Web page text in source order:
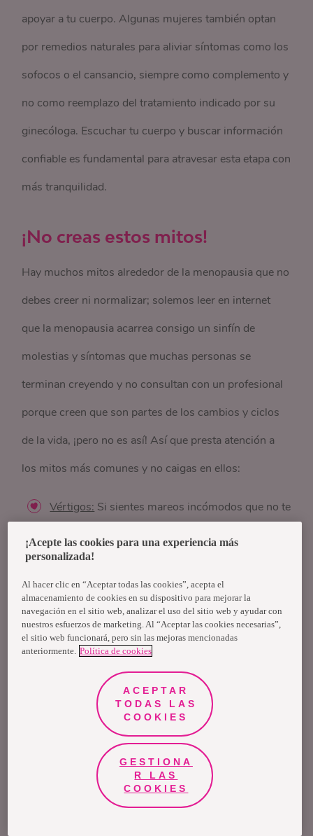
apoyar a tu cuerpo. Algunas mujeres también optan
por remedios naturales para aliviar síntomas como los
sofocos o el cansancio, siempre como complemento y
no como reemplazo del tratamiento indicado por su
ginecóloga. Escuchar tu cuerpo y buscar información
confiable es fundamental para atravesar esta etapa con
más tranquilidad.
¡No creas estos mitos!
Hay muchos mitos alrededor de la menopausia que no
debes creer ni normalizar; solemos leer en internet
que la menopausia acarrea consigo un sinfín de
molestias y síntomas que muchas personas se
terminan creyendo y no consultan con un profesional
porque creen que son partes de los cambios y ciclos
de la vida, ¡pero no es así! Así que presta atención a
los mitos más comunes y no caigas en ellos:
Vértigos:Si sientes mareos incómodos que no te
permiten un desarrollo natural de tu día a día, no
hacen parte de la menopausia y se puede tratar
de algo más, ¡préstales atención!
Pérdida de la memoria:Sin duda uno de los más
comunes y normalizados, pero para nada tiene
que ver con esta nueva etapa; más bien presta
atención a otras causas vasculares o de
enfermedades neurodegenerativas.
Trastornos del sueño:Si bien algunas
alteraciones en los ciclos del sueño se pueden
¡Acepte las cookies para una experiencia más
personalizada!
Al hacer clic en “Aceptar todas las cookies”, acepta el
almacenamiento de cookies en su dispositivo para mejorar la
navegación en el sitio web, analizar el uso del sitio web y ayudar con
nuestros esfuerzos de marketing. Al “Aceptar las cookies necesarias”,
el sitio web funcionará, pero sin las mejoras mencionadas
anteriormente. Política de cookies
ACEPTAR
TODAS LAS
COOKIES
GESTIONA
R LAS
COOKIES